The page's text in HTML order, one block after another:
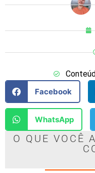
Facebook
WhatsApp
O QUE VOCÊ